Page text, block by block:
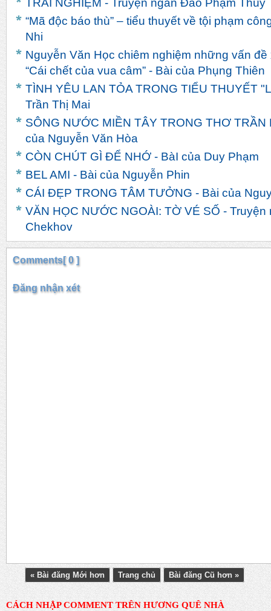
TRẢI NGHIỆM - Truyện ngắn Đào Phạm Thùy
“Mã độc báo thù” – tiểu thuyết về tội phạm
Nhi
Nguyễn Văn Học chiêm nghiệm những vấn
“Cái chết của vua câm” - Bài của Phụng Thiên
TÌNH YÊU LAN TỎA TRONG TIỂU THUYẾT
Trần Thị Mai
SÔNG NƯỚC MIỀN TÂY TRONG THƠ
của Nguyễn Văn Hòa
CÒN CHÚT GÌ ĐỂ NHỚ - BàI của Duy Phạm
BEL AMI - Bài của Nguyễn Phin
CÁI ĐẸP TRONG TÂM TƯỞNG - Bài của
VĂN HỌC NƯỚC NGOÀI: TỜ VÉ SỐ - Truyện
Chekhov
Comments[ 0 ]
Đăng nhận xét
« Bài đăng Mới hơn Trang chủ Bài đăng Cũ hơn »
CÁCH NHẬP COMMENT TRÊN HƯƠNG QUÊ NHÀ